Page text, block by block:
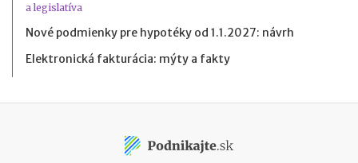
a legislatíva
Nové podmienky pre hypotéky od 1.1.2027: návrh
Elektronická fakturácia: mýty a fakty